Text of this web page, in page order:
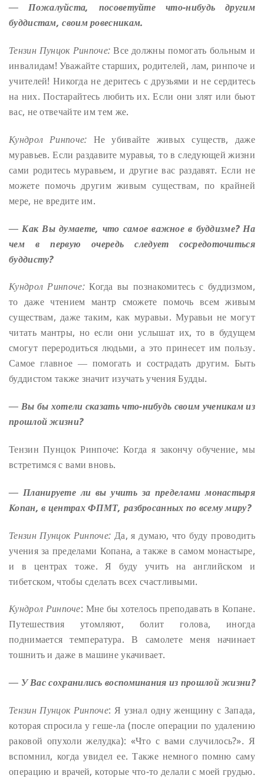
― Пожалуйста, посоветуйте что-нибудь другим
буддистам, своим ровесникам.
Тензин Пунцок Ринпоче: Все должны помогать больным и
инвалидам! Уважайте старших, родителей, лам, ринпоче и
учителей! Никогда не деритесь с друзьями и не сердитесь
на них. Постарайтесь любить их. Если они злят или бьют
вас, не отвечайте им тем же.
Кундрол Ринпоче: Не убивайте живых существ, даже
муравьев. Если раздавите муравья, то в следующей жизни
сами родитесь муравьем, и другие вас раздавят. Если не
можете помочь другим живым существам, по крайней
мере, не вредите им.
― Как Вы думаете, что самое важное в буддизме? На
чем в первую очередь следует сосредоточиться
буддисту?
Кундрол Ринпоче:Когда вы познакомитесь с буддизмом,
то даже чтением мантр сможете помочь всем живым
существам, даже таким, как муравьи. Муравьи не могут
читать мантры, но если они услышат их, то в будущем
смогут переродиться людьми, а это принесет им пользу.
Самое главное ― помогать и сострадать другим. Быть
буддистом также значит изучать учения Будды.
― Вы бы хотели сказать что-нибудь своим ученикам из
прошлой жизни?
Тензин Пунцок Ринпоче: Когда я закончу обучение, мы
встретимся с вами вновь.
― Планируете ли вы учить за пределами монастыря
Копан, в центрах ФПМТ, разбросанных по всему миру?
Тензин Пунцок Ринпоче: Да, я думаю, что буду проводить
учения за пределами Копана, а также в самом монастыре,
и в центрах тоже. Я буду учить на английском и
тибетском, чтобы сделать всех счастливыми.
Кундрол Ринпоче: Мне бы хотелось преподавать в Копане.
Путешествия утомляют, болит голова, иногда
поднимается температура. В самолете меня начинает
тошнить и даже в машине укачивает.
― У Вас сохранились воспоминания из прошлой жизни?
Тензин Пунцок Ринпоче: Я узнал одну женщину с Запада,
которая спросила у геше-ла (после операции по удалению
раковой опухоли желудка): «Что с вами случилось?». Я
вспомнил, когда увидел ее. Также немного помню саму
операцию и врачей, которые что-то делали с моей грудью.